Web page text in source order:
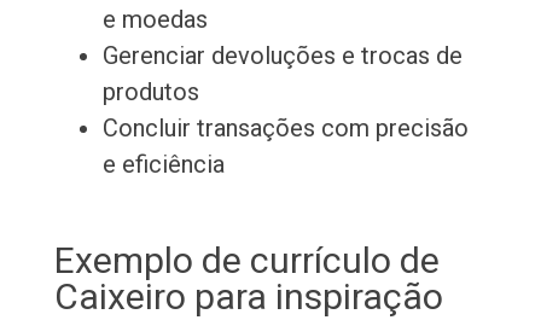
e moedas
Gerenciar devoluções e trocas de
produtos
Concluir transações com precisão
e eficiência
Exemplo de currículo de
Caixeiro para inspiração